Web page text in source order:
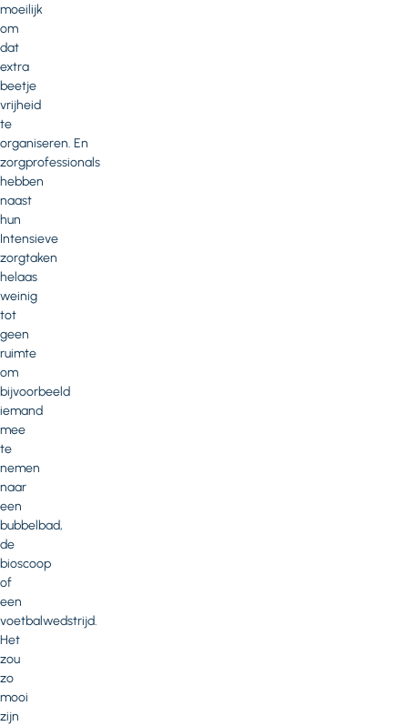
moeilijk
om
dat
extra
beetje
vrijheid
te
organiseren. En
zorgprofessionals
hebben
naast
hun
Intensieve
zorgtaken
helaas
weinig
tot
geen
ruimte
om
bijvoorbeeld
iemand
mee
te
nemen
naar
een
bubbelbad,
de
bioscoop
of
een
voetbalwedstrijd.
Het
zou
zo
mooi
zijn